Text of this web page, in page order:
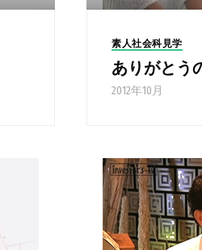
素人社会科見学
ありがとう
2012年10月